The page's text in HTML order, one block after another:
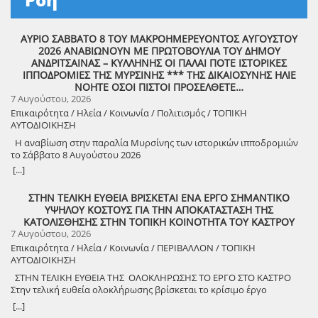
ΑΥΡΙΟ ΣΑΒΒΑΤΟ 8 ΤΟΥ ΜΑΚΡΟΗΜΕΡΕΥΟΝΤΟΣ ΑΥΓΟΥΣΤΟΥ
2026 ΑΝΑΒΙΩΝΟΥΝ ΜΕ ΠΡΩΤΟΒΟΥΛΙΑ ΤΟΥ ΔΗΜΟΥ
ΑΝΔΡΙΤΣΑΙΝΑΣ – ΚΥΛΛΗΝΗΣ ΟΙ ΠΑΛΑΙ ΠΟΤΕ ΙΣΤΟΡΙΚΕΣ
ΙΠΠΟΔΡΟΜΙΕΣ ΤΗΣ ΜΥΡΣΙΝΗΣ *** ΤΗΣ ΔΙΚΑΙΟΣΥΝΗΣ ΗΛΙΕ
ΝΟΗΤΕ ΟΣΟΙ ΠΙΣΤΟΙ ΠΡΟΣΕΛΘΕΤΕ…
7 Αυγούστου, 2026
Επικαιρότητα / Ηλεία / Κοινωνία / Πολιτισμός / ΤΟΠΙΚΗ
ΑΥΤΟΔΙΟΙΚΗΣΗ
Η αναβίωση στην παραλία Μυρσίνης των ιστορικών ιπποδρομιών
το Σάββατο 8 Αυγούστου 2026
[...]
ΣΤΗΝ ΤΕΛΙΚΗ ΕΥΘΕΙΑ ΒΡΙΣΚΕΤΑΙ ΕΝΑ ΕΡΓΟ ΣΗΜΑΝΤΙΚΟ
ΥΨΗΛΟΥ ΚΟΣΤΟΥΣ ΓΙΑ ΤΗΝ ΑΠΟΚΑΤΑΣΤΑΣΗ ΤΗΣ
ΚΑΤΟΛΙΣΘΗΣΗΣ ΣΤΗΝ ΤΟΠΙΚΗ ΚΟΙΝΟΤΗΤΑ ΤΟΥ ΚΑΣΤΡΟΥ
7 Αυγούστου, 2026
Επικαιρότητα / Ηλεία / Κοινωνία / ΠΕΡΙΒΑΛΛΟΝ / ΤΟΠΙΚΗ
ΑΥΤΟΔΙΟΙΚΗΣΗ
ΣΤΗΝ ΤΕΛΙΚΗ ΕΥΘΕΙΑ ΤΗΣ ΟΛΟΚΛΗΡΩΣΗΣ ΤΟ ΕΡΓΟ ΣΤΟ ΚΑΣΤΡΟ
Στην τελική ευθεία ολοκλήρωσης βρίσκεται το κρίσιμο έργο
αποκατάστασης της κατολίσθησης στην Τ.Κ. Κάστρου,
προϋπολογισμού 1,25 εκατομμυρίων ευρώ. Έπειτα από αυτοψία που
[...]